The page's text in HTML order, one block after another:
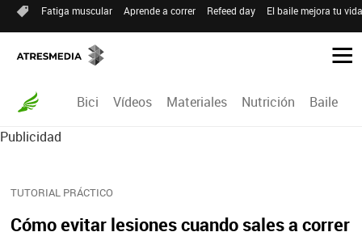
Fatiga muscular Aprende a correr Refeed day El baile mejora tu
Bici Vídeos Materiales Nutrición Baile
Publicidad
TUTORIAL PRÁCTICO
Cómo evitar lesiones cuando sales a correr